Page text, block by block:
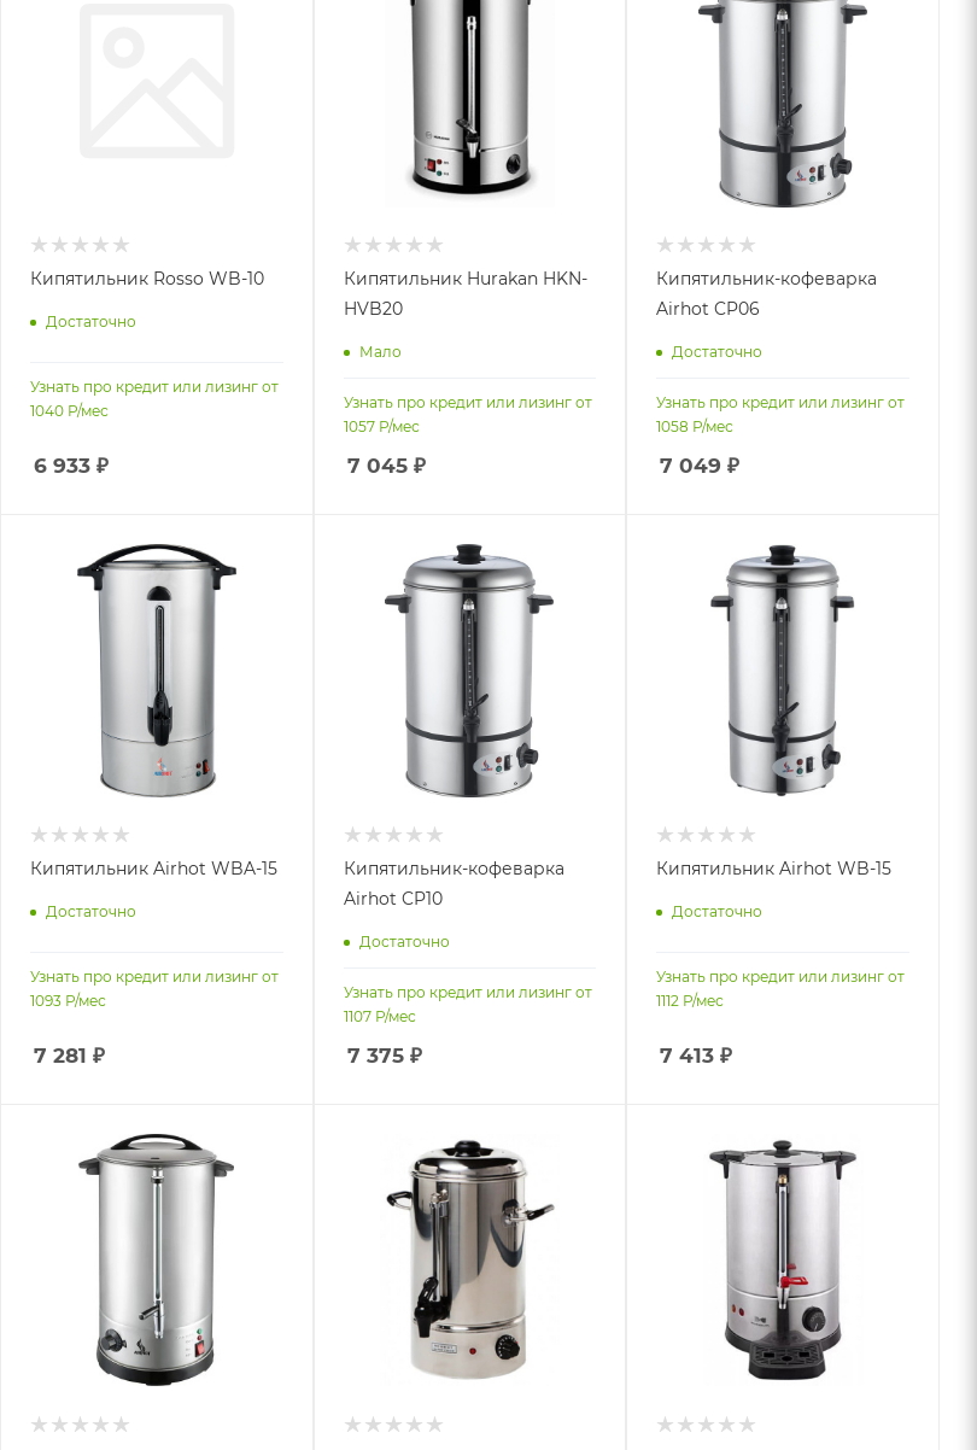
Кипятильник Rosso WB-10
Достаточно
Узнать про кредит или лизинг от
1040Р/мес
6 933₽
Кипятильник Hurakan HKN-
HVB20
Мало
Узнать про кредит или лизинг от
1057Р/мес
7 045₽
Кипятильник-кофеварка
Airhot CP06
Достаточно
Узнать про кредит или лизинг от
1058 Р/мес
7 049 ₽
Кипятильник Airhot WBA-15
Достаточно
Узнать про кредит или лизинг от
1093Р/мес
7 281 ₽
Кипятильник-кофеварка
Airhot CP10
Достаточно
Узнать про кредит или лизинг от
1107Р/мес
7 375₽
Кипятильник Airhot WB-15
Достаточно
Узнать про кредит или лизинг от
1112 Р/мес
7 413 ₽